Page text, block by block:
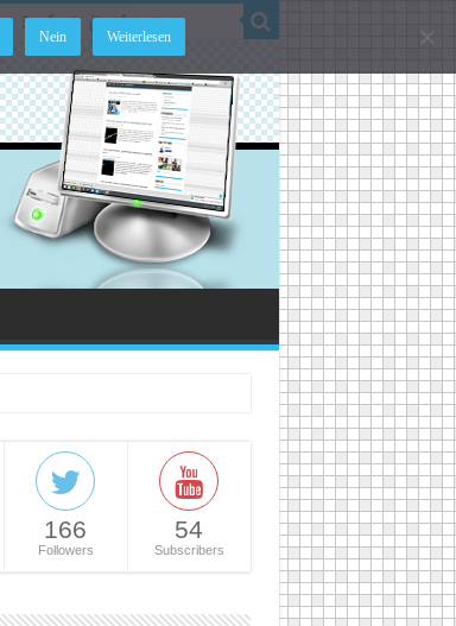
166
Followers
54
Subscribers
Nein Weiterlesen